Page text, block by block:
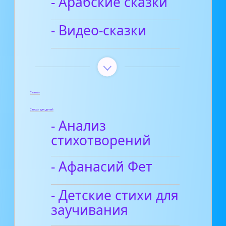
07_02_Эпилог 25:39
07_02_Эпилог 25:39
- Видео-сказки
Статьи
Стихи для детей
- Анализ
стихотворений
- Афанасий Фет
- Детские стихи для
заучивания